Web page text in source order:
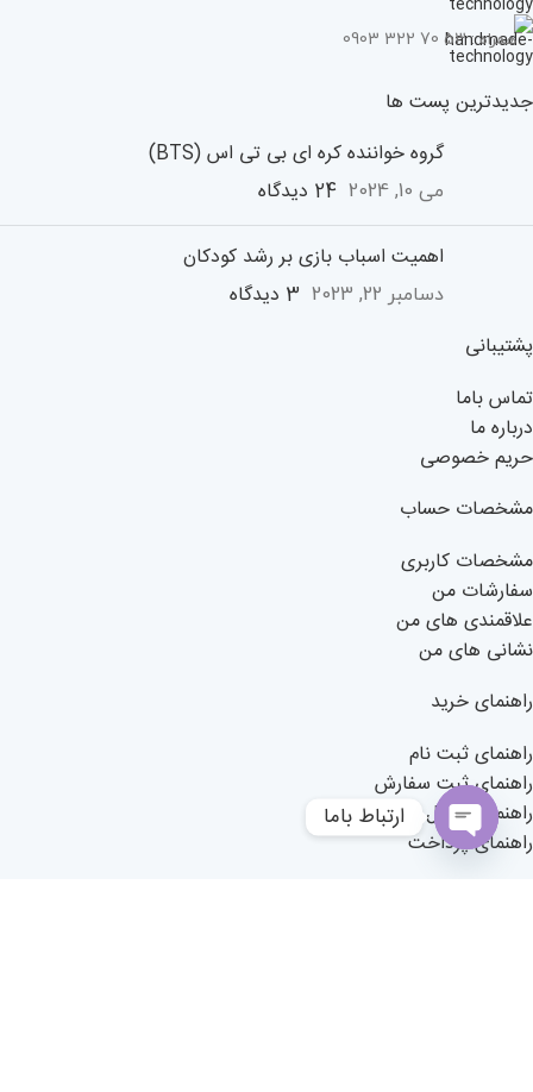
همراه : 53 70 322 0903
جدیدترین پست ها
گروه خواننده کره ای بی تی اس (BTS)
می 10, 2024 24 دیدگاه
اهمیت اسباب بازی بر رشد کودکان
دسامبر 22, 2023
3 دیدگاه
پشتیبانی
تماس باما
درباره ما
حریم خصوصی
مشخصات حساب
مشخصات کاربری
سفارشات من
علاقمندی های من
نشانی های من
راهنمای خرید
راهنمای ثبت نام
راهنمای ثبت سفارش
راهنمای ارسال
راهنمای پرداخت
ارتباط باما
Open